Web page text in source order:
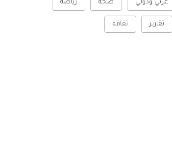
عربي ودولي صحة رياضة
تقارير ثقافة